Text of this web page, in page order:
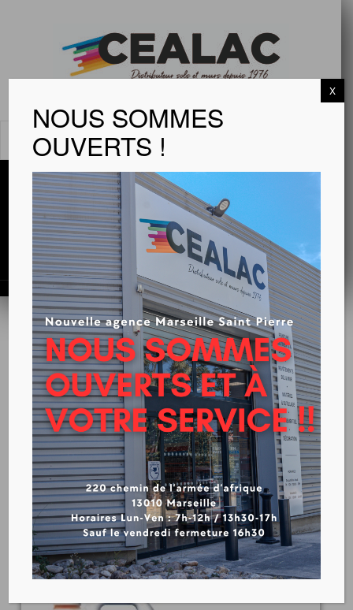
MENU
Sika MonoTop®-1010
NOUS SOMMES
OUVERTS !
X